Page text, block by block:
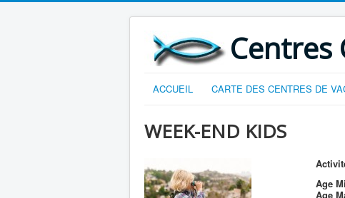
Centres
ACCUEIL CARTE DES CENTRES DE
WEEK-END KIDS
Age
Age